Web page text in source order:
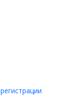
регистрации